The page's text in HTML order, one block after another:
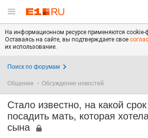
На информационном ресурсе применяются cookie-
Оставаясь на сайте, вы подтверждаете свое
их использование.
Поиск по форумам
Общение Обсуждение новостей
Стало известно, на какой
посадить мать, которая
сына